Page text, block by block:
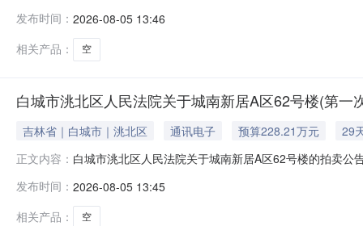
https://sf.taobao.com/court_list.htm），现公告如下：一
发布时间： 2026-08-05 13:46
相关产品：
空
白城市洮北区人民法院关于城南新居A区62号楼(第一
吉林省｜白城市｜洮北区 通讯电子 预算228.21万元
29
正文内容： 白城市洮北区人民法院关于城南新居A区62号楼的拍卖
https://sf.taobao.com/court_list.htm），现公告如下：一
发布时间： 2026-08-05 13:45
相关产品：
空